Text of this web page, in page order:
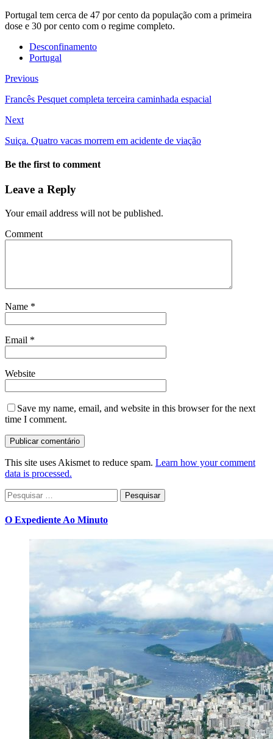
Portugal tem cerca de 47 por cento da população com a primeira
dose e 30 por cento com o regime completo.
Desconfinamento
Portugal
Previous
Francês Pesquet completa terceira caminhada espacial
Next
Suiça. Quatro vacas morrem em acidente de viação
Be the first to comment
Leave a Reply
Your email address will not be published.
Comment
Name *
Email *
Website
Save my name, email, and website in this browser for the next
time I comment.
This site uses Akismet to reduce spam. Learn how your comment
data is processed.
Pesquisar
por:
O Expediente Ao Minuto